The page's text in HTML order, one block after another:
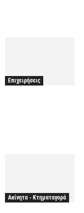
Επιχειρήσεις
Ακίνητα - Κτηματαγορά